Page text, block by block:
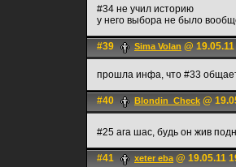
#34 не учил историю
у него выбора не было
#39 Sima Volan @
прошла инфа, что #33
#40 Blondin_Check @
#25 ага шас, будь он жив
#41 xeter eba@ 19.05.11